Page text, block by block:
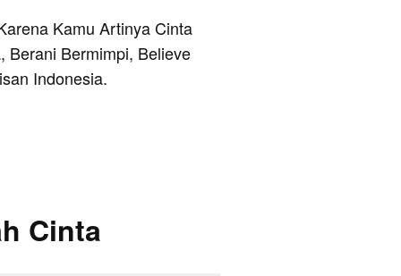
Kamu Artinya Cinta
Berani Bermimpi, Believe
Indonesia.
Cinta